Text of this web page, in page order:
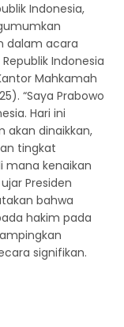
Indonesia,
dalam acara
Indonesia
Mahkamah
“Saya Prabowo
Hari ini
akan dinaikkan,
tingkat
mana kenaikan
Presiden
bahwa
hakim pada
signifikan.